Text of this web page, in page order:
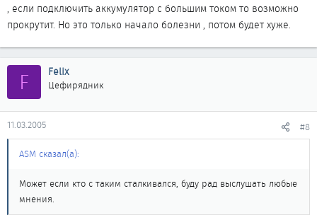
, если подключить аккумулятор с большим током то возможно
прокрутит. Но это только начало болезни , потом будет хуже.
F Felix
Цефирядник
11.03.2005 #8
ASM сказал(а):
Может если кто с таким сталкивался, буду рад выслушать любые
мнения.